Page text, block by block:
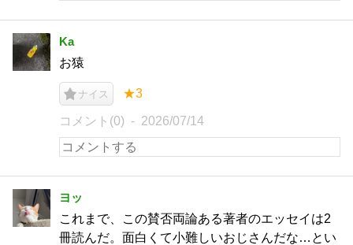
Ka
お猿
ナイス ★3
コメント(0) 2026/07/14
ヨッ
これまで、この賛否両論ある著者のエッセイは2
冊読んだ。面白くて小難しいおじさんだな…とい